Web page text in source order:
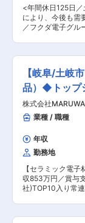
を大切にする風土
フリースペース／
個別ブースの設置
や社員寮などのデ
賞や照明普及賞な
2022年夏7位 →
ことで会社全体
ョンです。 海外
ンの構築に力を発
■MARUWAの魅力
までを一貫して行
代通信‘5G’‘6G’
次世代を担う多
た難易度の高いオ
ら、利益率は30%
す。 ◇働き方 年間
日）／コアタイム
タイム制）／ゼ
の設定／プレミア
する風土 快適な
ペース／ビュッフ
スの設置／フリ
ートシステムを採
などのデザインに
元：賞与支給ラン
7位 → 2022年冬6位 →
<年間休日125日
により、今後も需
／フクダ電子グル
ター・看護師向け
する営業です。 ◎
も需要が見込ま
機関・開業医向け
療器具の提案。
40〜80施設担当。
病院等が対象。直
には、医師の処方
を設置しています
ーもお任せします
は一切ありません。 ■担当製品： 在宅酸素療法
等で治療・検査を
全般。 ■働き方： 完全週休2日制(土日祝日休)、
年間休日125日、
イフバランスは◎
応がございます。 ■活かせる経験： 粘り強い営
【岐阜/土岐
品）◆トップ
上場◆
株式会社MARUWA
業種 / 職種
年収
勤務地
【セラミック電
収853万円／賞与
社)TOP10入り常
インにご担当いた